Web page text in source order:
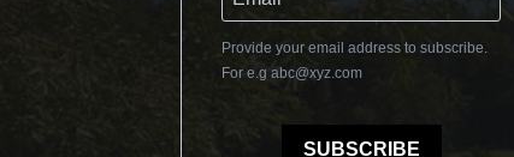
Provide your email address to subscribe.
For e.g abc@xyz.com
SUBSCRIBE